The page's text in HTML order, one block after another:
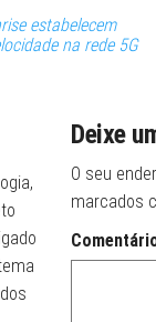
estabelecem
na rede 5G
Deixe
O seu
marcados